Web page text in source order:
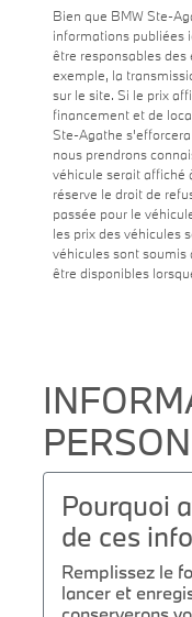
Bien que BMW Ste-
informations publiées
être responsables
exemple, la
sur le site. Si le prix
financement et de
Ste-Agathe
nous prendrons
véhicule serait affiché
réserve le droit de
passée pour le
les prix des véhicules
véhicules sont soumis
être disponibles
Pourquoi
de ces
Remplissez le
lancer et